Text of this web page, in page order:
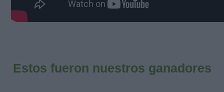
Estos fueron nuestros ganadores